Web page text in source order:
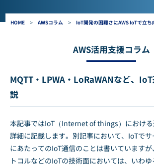
HOME > AWSコラム > IoT開発の困難さにAWS IoTで立ち
AWS活用支援コラム
MQTT・LPWA・LoRaWANなど、
説
本記事ではIoT（Internet of things）におけ
詳細に記載します。別記事において、IoTで
にあたってのIoT通信のことは書いています
トコルなどのIoTの技術面においては、いわ